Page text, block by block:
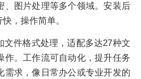
、图片处理等多个领域。安装后
，操作简单。
件格式处理，适配多达27种文
作。工作流可自动化，提升任务
需求，像日常办公或专业开发的